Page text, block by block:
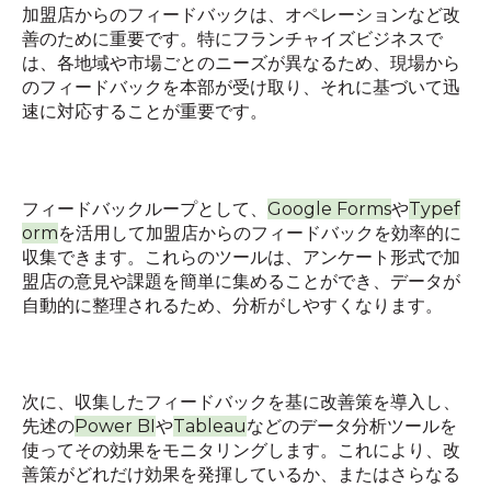
加盟店からのフィードバックは、オペレーションなど改
善のために重要です。特にフランチャイズビジネスで
は、各地域や市場ごとのニーズが異なるため、現場から
のフィードバックを本部が受け取り、それに基づいて迅
速に対応することが重要です。
フィードバックループとして、 Google FormsやTypef
ormを活用して加盟店からのフィードバックを効率的に
収集できます。これらのツールは、アンケート形式で加
盟店の意見や課題を簡単に集めることができ、データが
自動的に整理されるため、分析がしやすくなります。
次に、収集したフィードバックを基に改善策を導入し、
先述のPower BI やTableauなどのデータ分析ツールを
使ってその効果をモニタリングします。これにより、改
善策がどれだけ効果を発揮しているか、またはさらなる